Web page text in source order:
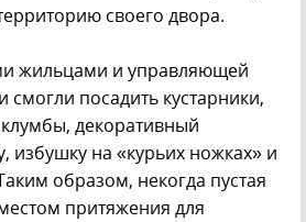
своего двора.
жильцами и управляющей
смогли посадить кустарники,
декоративный
избушку на «курьих ножках» и
образом, некогда пустая
притяжения для